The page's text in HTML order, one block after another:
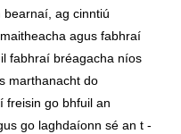
ag cinntiú
agus fabhraí
fabhraí bréagacha níos
marthanacht do
freisin go bhfuil an
go laghdaíonn sé an t -